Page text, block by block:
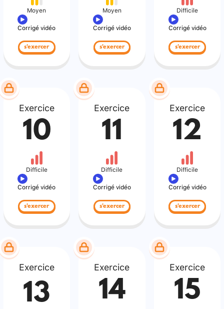
Moyen
Corrigé vidéo
s'exercer
Moyen
Corrigé vidéo
s'exercer
Difficile
Corrigé vidéo
s'exercer
Exercice
10
Difficile
Corrigé vidéo
s'exercer
Exercice
11
Difficile
Corrigé vidéo
s'exercer
Exercice
12
Difficile
Corrigé vidéo
s'exercer
Exercice
13
Exercice
14
Exercice
15